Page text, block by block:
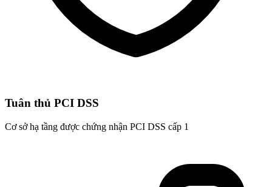
Tuân thủ PCI DSS
Cơ sở hạ tầng được chứng nhận PCI DSS cấp 1